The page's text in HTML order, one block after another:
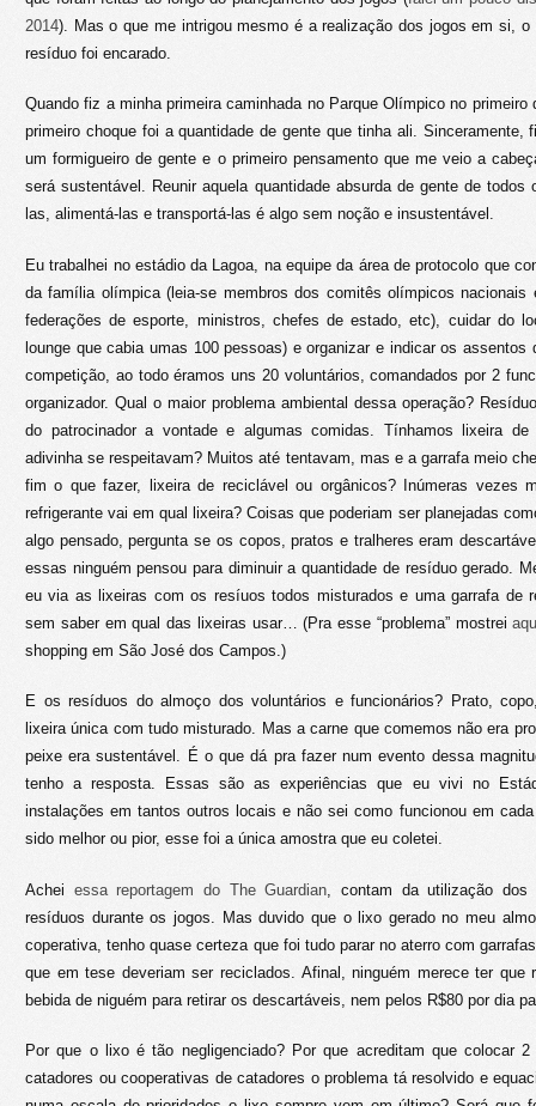
2014). Mas o que me intrigou mesmo é a realização dos jogos em si,
resíduo foi encarado.
Quando fiz a minha primeira caminhada no Parque Olímpico no primeiro
primeiro choque foi a quantidade de gente que tinha ali. Sinceramente,
um formigueiro de gente e o primeiro pensamento que me veio a
será sustentável. Reunir aquela quantidade absurda de gente de todos
las, alimentá-las e transportá-las é algo sem noção e insustentável.
Eu trabalhei no estádio da Lagoa, na equipe da área de protocolo que
da família olímpica (leia-se membros dos comitês olímpicos nacionais
federações de esporte, ministros, chefes de estado, etc), cuidar do
lounge que cabia umas 100 pessoas) e organizar e indicar os
competição, ao todo éramos uns 20 voluntários, comandados por 2
organizador. Qual o maior problema ambiental dessa operação?
do patrocinador a vontade e algumas comidas. Tínhamos lixeira
adivinha se respeitavam? Muitos até tentavam, mas e a garrafa meio
fim o que fazer, lixeira de reciclável ou orgânicos? Inúmeras vezes
refrigerante vai em qual lixeira? Coisas que poderiam ser planejadas
algo pensado, pergunta se os copos, pratos e tralheres eram
essas ninguém pensou para diminuir a quantidade de resíduo gerado.
eu via as lixeiras com os resíuos todos misturados e uma garrafa de
sem saber em qual das lixeiras usar… (Pra esse “problema” mostrei
shopping em São José dos Campos.)
E os resíduos do almoço dos voluntários e funcionários? Prato,
lixeira única com tudo misturado. Mas a carne que comemos não era
peixe era sustentável. É o que dá pra fazer num evento dessa
tenho a resposta. Essas são as experiências que eu vivi no
instalações em tantos outros locais e não sei como funcionou em
sido melhor ou pior, esse foi a única amostra que eu coletei.
Achei essa reportagem do The Guardian , contam da utilização
resíduos durante os jogos. Mas duvido que o lixo gerado no meu
coperativa, tenho quase certeza que foi tudo parar no aterro com
que em tese deveriam ser reciclados. Afinal, ninguém merece ter
bebida de niguém para retirar os descartáveis, nem pelos R$80 por dia
Por que o lixo é tão negligenciado? Por que acreditam que colocar
catadores ou cooperativas de catadores o problema tá resolvido e